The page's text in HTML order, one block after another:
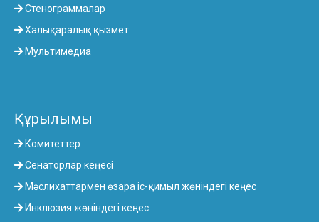
Стенограммалар
Халықаралық қызмет
Мультимедиа
Құрылымы
Комитеттер
Сенаторлар кеңесі
Мәслихаттармен өзара іс-қимыл жөніндегі кеңес
Инклюзия жөніндегі кеңес